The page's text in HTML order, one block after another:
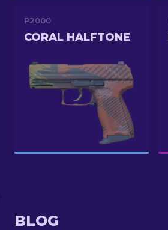
P2000
CORAL HALFTONE
BLOG